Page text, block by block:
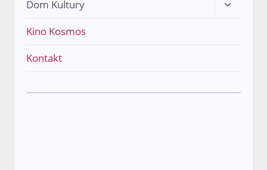
Dom Kultury
Przełącz
Kino Kosmos
Kontakt